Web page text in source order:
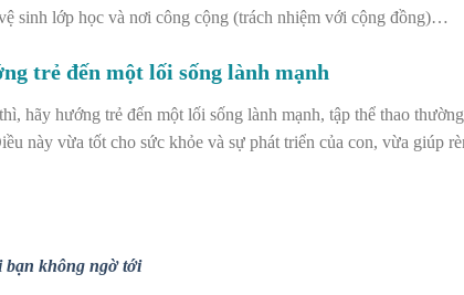
sinh lớp học và nơi công cộng (trách nhiệm với cộng đồng)…
trẻ đến một lối sống lành mạnh
hãy hướng trẻ đến một lối sống lành mạnh, tập thể thao
này vừa tốt cho sức khỏe và sự phát triển của con, vừa giúp
bạn không ngờ tới